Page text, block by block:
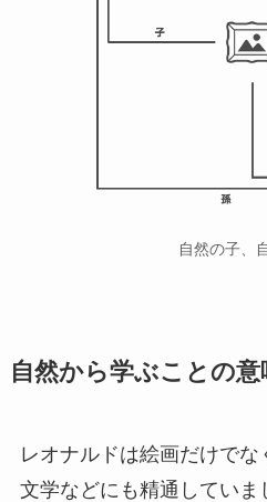
自然の子、
自然から学ぶことの意
レオナルドは絵画だけで
文学などにも精通していま